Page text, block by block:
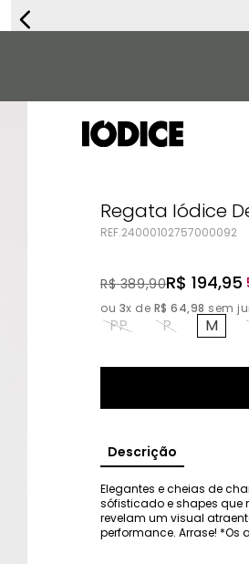
Regata Iódice
REF.24000102757000092
R$ 389,90R$ 194,95
ou 3x de R$ 64,98 sem
PP P M
Descrição
Elegantes e cheias de
sófisticado e shapes que
revelam um visual
performance. Arrase!